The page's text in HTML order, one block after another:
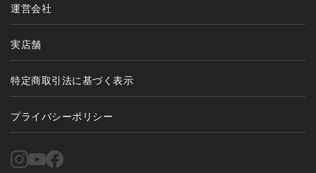
運営会社
実店舗
特定商取引法に基づく表示
プライバシーポリシー